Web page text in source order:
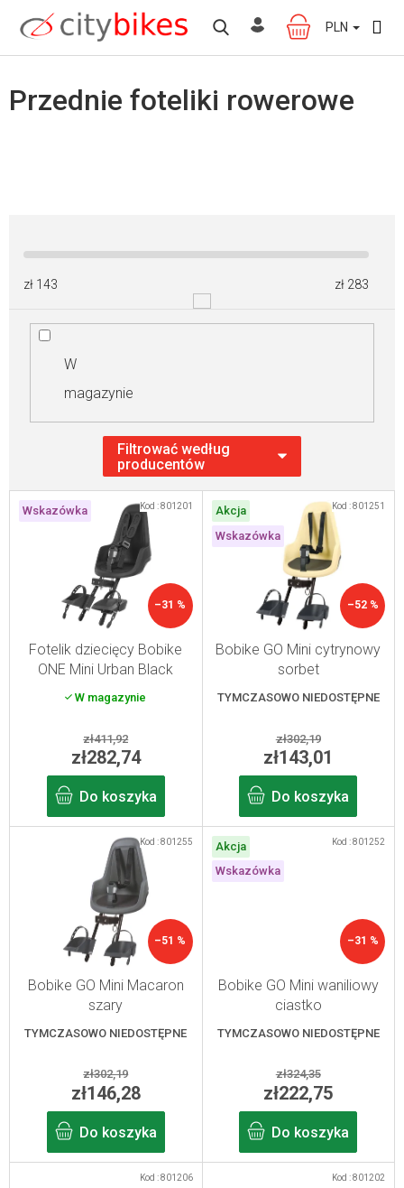
treści
KOSZYK
PLN
Przednie foteliki rowerowe
zł 143 zł 283
W
magazynie
w
Wskazówka
–31 %
Fotelik dziecięcy Bobike
ONE Mini Urban Black
W magazynie
zł411,92
zł282,74
Do koszyka
Kod :801201
Akcja
Wskazówka
–52 %
Bobike GO Mini cytrynowy
sorbet
TYMCZASOWO NIEDOSTĘPNE
zł302,19
zł143,01
Do koszyka
Kod :801251
–51 %
Bobike GO Mini Macaron
szary
TYMCZASOWO NIEDOSTĘPNE
zł302,19
zł146,28
Do koszyka
Kod :801255
Akcja
Wskazówka
–31 %
Bobike GO Mini waniliowy
ciastko
TYMCZASOWO NIEDOSTĘPNE
zł324,35
zł222,75
Do koszyka
Kod :801252
Kod :801206 Kod :801202